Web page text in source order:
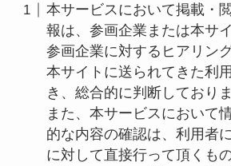
本サービスにおいて掲載・
報は、参画企業または本サ
参画企業に対するヒアリン
本サイトに送られてきた利
き、総合的に判断しておりま
また、本サービスにおいて
的な内容の確認は、利用者
に対して直接行って頂くも